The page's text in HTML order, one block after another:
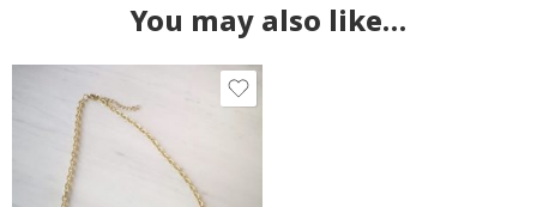
You may also like…